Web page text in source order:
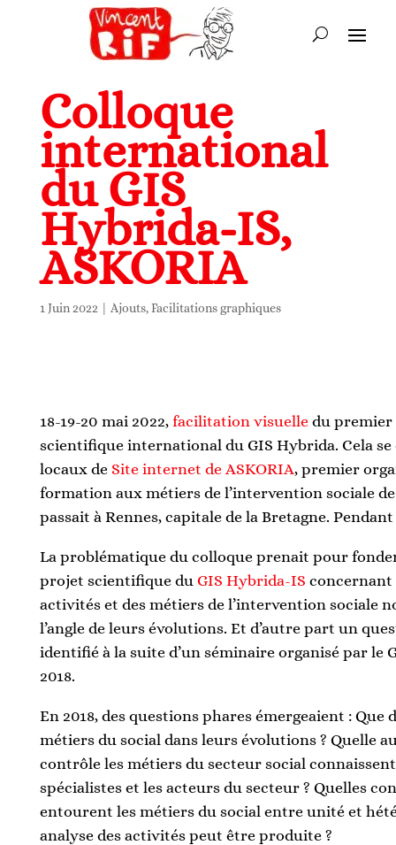
Colloque
international
du GIS
Hybrida-IS,
ASKORIA
1 Juin 2022 Ajouts, Facilitations graphiques
18-19-20 mai 2022, facilitation visuelledu premier
scientifique international du GIS Hybrida. Cela se
locaux de Site internet de ASKORIA, premier
formation aux métiers de l’intervention sociale de
passait à Rennes, capitale de la Bretagne.
La problématique du colloque prenait pour
projet scientifique du GIS Hybrida-IS concernant
activités et des métiers de l’intervention sociale
l’angle de leurs évolutions. Et d’autre part un
identifié à la suite d’un séminaire organisé par le
2018.
En 2018, des questions phares émergeaient : Que
métiers du social dans leurs évolutions ? Quelle
contrôle les métiers du secteur social
spécialistes et les acteurs du secteur ? Quelles
entourent les métiers du social entre unité et
analyse des activités peut être produite ?